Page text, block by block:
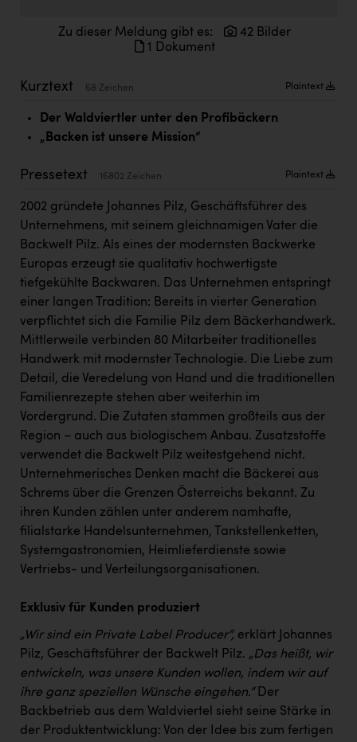
Fristads Austria
Immotech
INTERSPAR
INTERSPORT Austria
Jesolo
Jane Goodall Institute Austria
Kärcher
Karin Liedl
KIWI Kinderwunsch Institut Dr. Loimer
KLIPP Frisör
Kleider Bauer
Kremsmüller Anlagenbau GmbH
Maximarkt
Oldtimer Raststationen und Motorhotels
Österreichischer Kachelofenverband
Orlen
Passage Linz
Zu dieser Meldung gibt es:
42 Bilder
1 Dokument
Kurztext 68 Zeichen Plaintext
Der Waldviertler unter den Profibäckern
„Backen ist unsere Mission“
Pressetext 16802 Zeichen Plaintext
2002 gründete Johannes Pilz, Geschäftsführer des
Unternehmens, mit seinem gleichnamigen Vater die
Backwelt Pilz. Als eines der modernsten Backwerke
Europas erzeugt sie qualitativ hochwertigste
tiefgekühlte Backwaren. Das Unternehmen entspringt
einer langen Tradition: Bereits in vierter Generation
verpflichtet sich die Familie Pilz dem Bäckerhandwerk.
Mittlerweile verbinden 80 Mitarbeiter traditionelles
Handwerk mit modernster Technologie. Die Liebe zum
Detail, die Veredelung von Hand und die traditionellen
Familienrezepte stehen aber weiterhin im
Vordergrund. Die Zutaten stammen großteils aus der
Region – auch aus biologischem Anbau. Zusatzstoffe
verwendet die Backwelt Pilz weitestgehend nicht.
Unternehmerisches Denken macht die Bäckerei aus
Schrems über die Grenzen Österreichs bekannt. Zu
ihren Kunden zählen unter anderem namhafte,
filialstarke Handelsunternehmen, Tankstellenketten,
Systemgastronomien, Heimlieferdienste sowie
Vertriebs- und Verteilungsorganisationen.
Exklusiv für Kunden produziert
„Wir sind ein Private Label Producer“, erklärt Johannes
Pilz, Geschäftsführer der Backwelt Pilz. „Das heißt, wir
entwickeln, was unsere Kunden wollen, indem wir auf
ihre ganz speziellen Wünsche eingehen.“Der
Backbetrieb aus dem Waldviertel sieht seine Stärke in
der Produktentwicklung: Von der Idee bis zum fertigen